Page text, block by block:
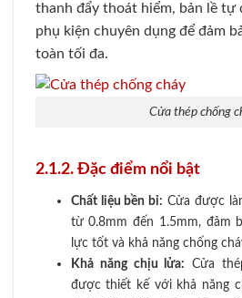
thanh đẩy thoát hiểm, bản lề tự
phụ kiện chuyên dụng để đảm
toàn tối đa.
Cửa thép chống
2.1.2. Đặc điểm nổi bật
Chất liệu bền bỉ: Cửa được
từ 0.8mm đến 1.5mm, đảm
lực tốt và khả năng chống
Khả năng chịu lửa: Cửa
được thiết kế với khả năng